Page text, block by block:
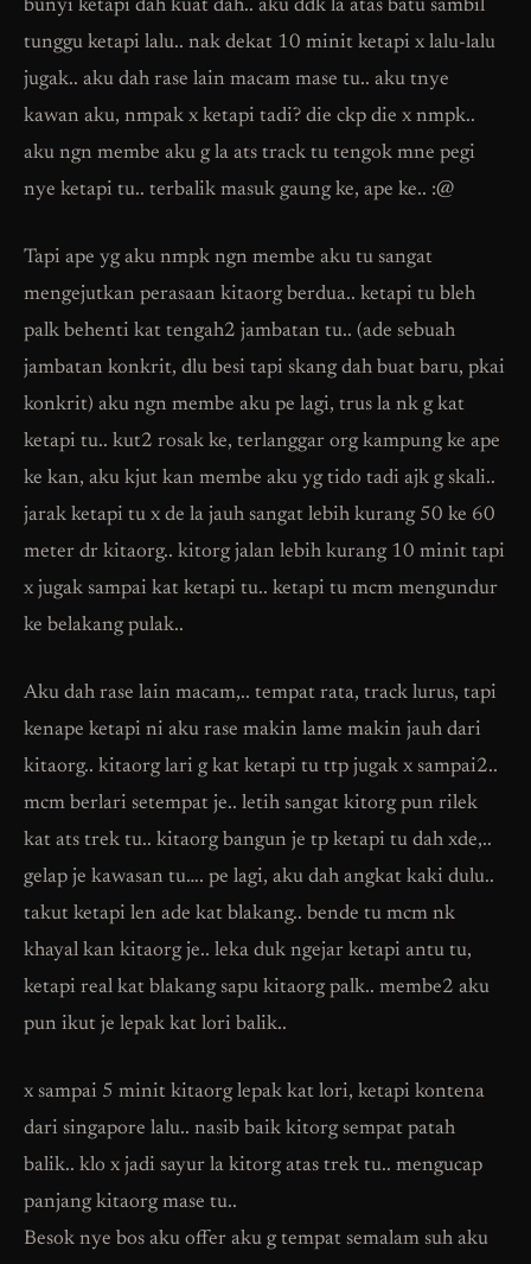
bunyi ketapi dah kuat dah.. aku ddk la atas batu sambil
tunggu ketapi lalu.. nak dekat 10 minit ketapi x lalu-lalu
jugak.. aku dah rase lain macam mase tu.. aku tnye
kawan aku, nmpak x ketapi tadi? die ckp die x nmpk..
aku ngn membe aku g la ats track tu tengok mne pegi
nye ketapi tu.. terbalik masuk gaung ke, ape ke.. :@
Tapi ape yg aku nmpk ngn membe aku tu sangat
mengejutkan perasaan kitaorg berdua.. ketapi tu bleh
palk behenti kat tengah2 jambatan tu.. (ade sebuah
jambatan konkrit, dlu besi tapi skang dah buat baru, pkai
konkrit) aku ngn membe aku pe lagi, trus la nk g kat
ketapi tu.. kut2 rosak ke, terlanggar org kampung ke ape
ke kan, aku kjut kan membe aku yg tido tadi ajk g skali..
jarak ketapi tu x de la jauh sangat lebih kurang 50 ke 60
meter dr kitaorg.. kitorg jalan lebih kurang 10 minit tapi
x jugak sampai kat ketapi tu.. ketapi tu mcm mengundur
ke belakang pulak..
Aku dah rase lain macam,.. tempat rata, track lurus, tapi
kenape ketapi ni aku rase makin lame makin jauh dari
kitaorg.. kitaorg lari g kat ketapi tu ttp jugak x sampai2..
mcm berlari setempat je.. letih sangat kitorg pun rilek
kat ats trek tu.. kitaorg bangun je tp ketapi tu dah xde,..
gelap je kawasan tu…. pe lagi, aku dah angkat kaki dulu..
takut ketapi len ade kat blakang.. bende tu mcm nk
khayal kan kitaorg je.. leka duk ngejar ketapi antu tu,
ketapi real kat blakang sapu kitaorg palk.. membe2 aku
pun ikut je lepak kat lori balik..
x sampai 5 minit kitaorg lepak kat lori, ketapi kontena
dari singapore lalu.. nasib baik kitorg sempat patah
balik.. klo x jadi sayur la kitorg atas trek tu.. mengucap
panjang kitaorg mase tu..
Besok nye bos aku offer aku g tempat semalam suh aku